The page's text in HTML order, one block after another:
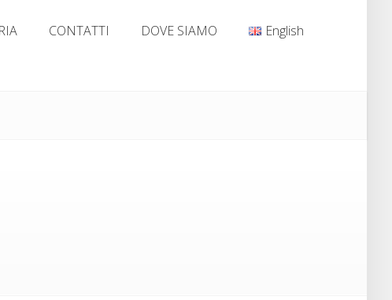
CONTATTI
DOVE SIAMO
English